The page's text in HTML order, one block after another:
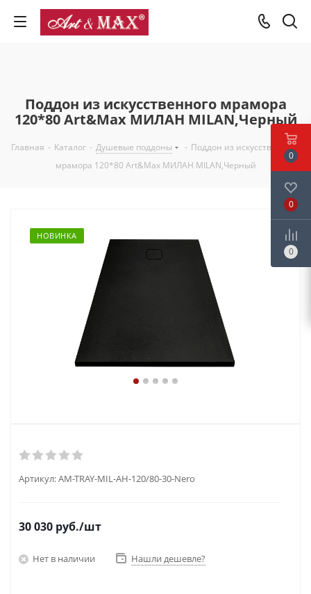
Поддон из искусственного мрамора
120*80 Art&Max МИЛАН MILAN,Черный
Главная - Каталог - Душевые поддоны - Поддон из искусственного
мрамора 120*80 Art&Max МИЛАН MILAN,Черный
НОВИНКА
Артикул:AM-TRAY-MIL-AH-120/80-30-Nero
30 030 руб./шт
Нет в наличии Нашли дешевле?
0
0
0